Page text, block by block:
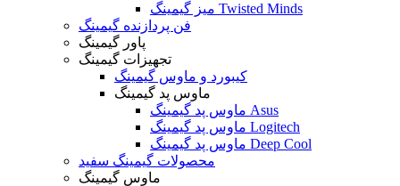
میز گیمینگ Twisted Minds
فن پردازنده گیمینگ
پاور گیمینگ
تجهیزات گیمینگ
کیبورد و ماوس گیمینگ
ماوس پد گیمینگ
ماوس پد گیمینگ Asus
ماوس پد گیمینگ Logitech
ماوس پد گیمینگ Deep Cool
محصولات گیمینگ سفید
ماوس گیمینگ